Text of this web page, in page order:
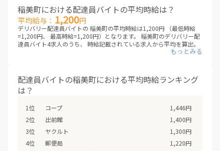
2023年04月は3件、2023年05月は8件、2023年06月は11件、2023年
07月は6件、2023年08月は1件、2023年09月は7件、2023年10月は5
件、2023年11月は11件、2023年12月は8件、2024年01月は11件、
2024年02月は1件、2024年03月は9件、2024年04月は1件、2024年
05月は8件、2024年06月は9件、2024年07月は5件、2024年08月は9
件、2024年09月は9件、2024年10月は3件、2024年11月は8件、
2024年12月は5件、2025年01月は7件、2025年02月は12件、2025年
2025年10月は4件、2025年11月は2件、2025年12月は8件、2026年
01月は9件、2026年02月は13件、2026年03月は3件、2026年04月は
7件、2026年05月は13件、2026年06月は19件、2026年07月は13
年08月）
稲美町における配達員バイトの平均時給は？
平均給与： 1,200円
デリバリー配達員バイトの 稲美町の平均時給は1,200円 （最低時給
=1,200円、 最高時給=1,200円）となります。 稲美町のデリバリー配
達員バイト4求人のうち、 時給記載されている求人から平均を算出。
（※デリバリーバイトNAVI調べ /2026年08月 ※非掲載の場合は、編
デリバリー配達員バイトは、大きく業務委託型（成果報酬型）と時給
型に分類されます。業務委託型（成果報酬型）のデリバリー配達員バ
イトは、 一回あたりの配達報酬となり、時給は目安となります。頑張
イトは、安定した給与を得られるメリットがあります。各求人を比較
配達員バイトの稲美町における平均時給ランキング
は？
コープ
1,446円
出前館
1,400円
ヤクルト
1,300円
郵便局
1,220円